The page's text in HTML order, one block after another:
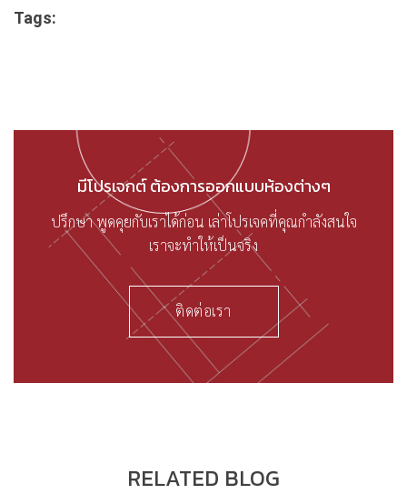
Tags:
มีโปรเจกต์ ต้องการออกแบบห้องต่างๆ
ปรึกษา พูดคุยกับเราได้ก่อน เล่าโปรเจคที่คุณกำลังสนใจ
เราจะทำให้เป็นจริง
ติดต่อเรา
RELATED BLOG